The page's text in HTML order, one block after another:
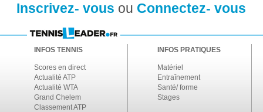
Inscrivez- vous ou Connectez- vous
INFOS TENNIS
Scores en direct
Actualité ATP
Actualité WTA
Grand Chelem
Classement ATP
INFOS PRATIQUES
Matériel
Entraînement
Santé/ forme
Stages